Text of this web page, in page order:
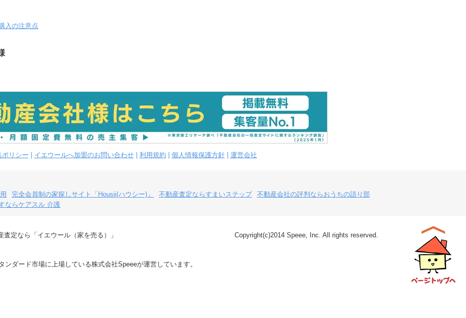
入の注意点
ポリシー イエウールへ加盟のお問い合わせ| 利用規約 個人情報保護方針| 運営会社
完全会員制の家探しサイト「Housii(ハウシー)」 不動産査定ならすまいステップ
不動産会社の評判ならおうちの語り部
ならケアスル 介護
査定なら「イエウール（家を売る）」 Copyright(c)2014 Speee, Inc. All rights reserved.
ンダード市場に上場している株式会社Speeeが運営しています。